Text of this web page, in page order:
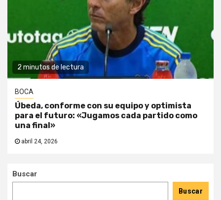
2 minutos de lectura
BOCA
Úbeda, conforme con su equipo y optimista
para el futuro: «Jugamos cada partido como
una final»
abril 24, 2026
Buscar
Buscar